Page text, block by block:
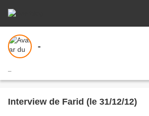
-
Interview de Farid (le 31/12/12)